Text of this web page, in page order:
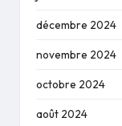
décembre 2024
novembre 2024
octobre 2024
août 2024